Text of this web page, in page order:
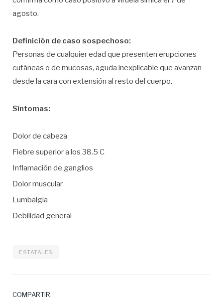
agosto.
Definición de caso sospechoso:
Personas de cualquier edad que presenten erupciones
cutáneas o de mucosas, aguda inexplicable que avanzan
desde la cara con extensión al resto del cuerpo.
Síntomas:
Dolor de cabeza
Fiebre superior a los 38.5 C
Inflamación de ganglios
Dolor muscular
Lumbalgia
Debilidad general
ESTATALES
COMPARTIR.